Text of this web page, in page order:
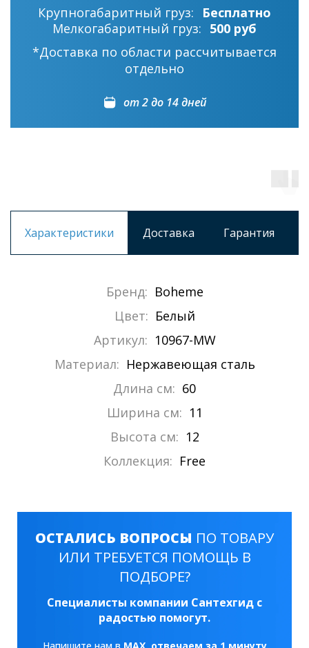
Крупногабаритный груз:
Бесплатно
Мелкогабаритный груз: 500 руб
*Доставка по области рассчитывается
отдельно
от 2 до 14 дней
Характеристики Доставка Гарантия
Бренд: Boheme
Цвет: Белый
Артикул: 10967-MW
Материал: Нержавеющая сталь
Длина см: 60
Ширина см: 11
Высота см: 12
Коллекция: Free
ОСТАЛИСЬ ВОПРОСЫ ПО ТОВАРУ
ИЛИ ТРЕБУЕТСЯ ПОМОЩЬ В
ПОДБОРЕ?
Специалисты компании Сантехгид с
радостью помогут.